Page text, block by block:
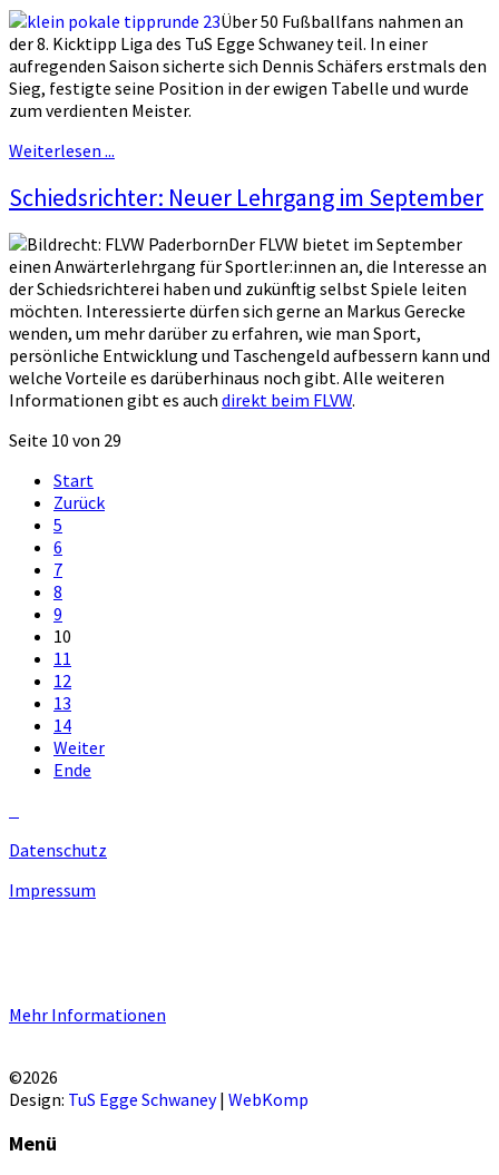
Über 50 Fußballfans nahmen an
der 8. Kicktipp Liga des TuS Egge Schwaney teil. In einer
aufregenden Saison sicherte sich Dennis Schäfers erstmals den
Sieg, festigte seine Position in der ewigen Tabelle und wurde
zum verdienten Meister.
Weiterlesen ...
Schiedsrichter: Neuer Lehrgang im September
Der FLVW bietet im September
einen Anwärterlehrgang für Sportler:innen an, die Interesse an
der Schiedsrichterei haben und zukünftig selbst Spiele leiten
möchten. Interessierte dürfen sich gerne an Markus Gerecke
wenden, um mehr darüber zu erfahren, wie man Sport,
persönliche Entwicklung und Taschengeld aufbessern kann und
welche Vorteile es darüberhinaus noch gibt. Alle weiteren
Informationen gibt es auch direkt beim FLVW.
Seite 10 von 29
Start
Zurück
5
6
7
8
9
10
11
12
13
14
Weiter
Ende
Datenschutz
Impressum
Mehr Informationen
©2026
Design: TuS Egge Schwaney| WebKomp
Menü